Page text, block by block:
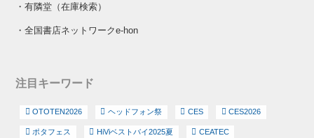
・有隣堂（在庫検索）
・全国書店ネットワークe-hon
注目キーワード
OTOTEN2026 ヘッドフォン祭 CES CES2026
ポタフェス HiViベストバイ2025夏 CEATEC